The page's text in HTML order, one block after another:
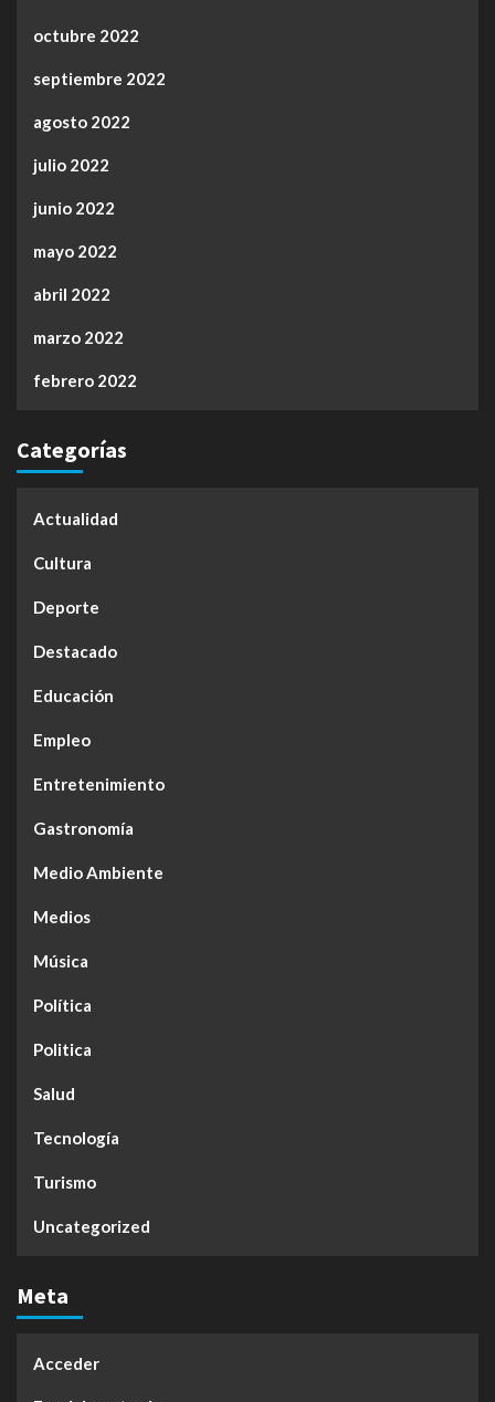
octubre 2022
septiembre 2022
agosto 2022
julio 2022
junio 2022
mayo 2022
abril 2022
marzo 2022
febrero 2022
Categorías
Actualidad
Cultura
Deporte
Destacado
Educación
Empleo
Entretenimiento
Gastronomía
Medio Ambiente
Medios
Música
Política
Politica
Salud
Tecnología
Turismo
Uncategorized
Meta
Acceder